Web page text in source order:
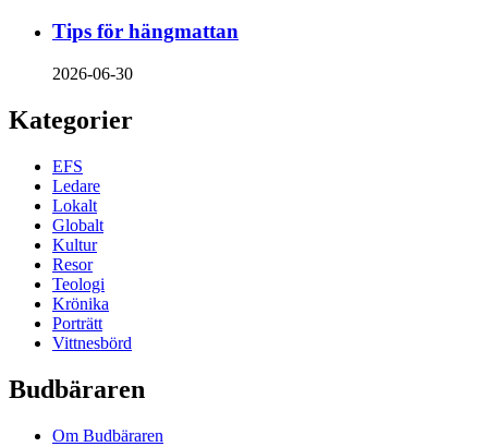
Tips för hängmattan
2026-06-30
Kategorier
EFS
Ledare
Lokalt
Globalt
Kultur
Resor
Teologi
Krönika
Porträtt
Vittnesbörd
Budbäraren
Om Budbäraren